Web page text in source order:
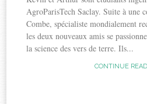
AgroParisTech Saclay. Suite à une
Combe, spécialiste mondialement
les deux nouveaux amis se
la science des vers de terre. Ils...
CONTINUE